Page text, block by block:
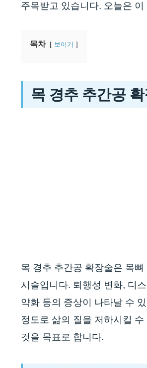
주목받고 있습니다. 오늘은
목차 보이기
목 경추 추간공
목 경추 추간공 확장술은 목
시술입니다. 퇴행성 변화, 디
약화 등의 증상이 나타날 수
정도로 삶의 질을 저하시킬
것을 목표로 합니다.